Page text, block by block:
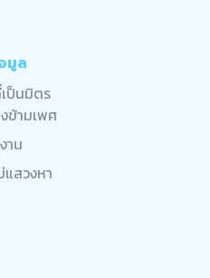
มูล
ป็นมิตร
ามเพศ
าน
แสวงหา